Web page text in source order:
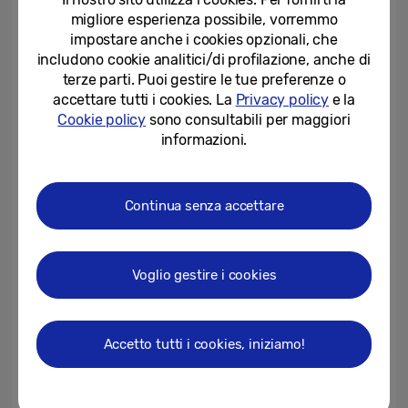
conferma di nuovo leader in
Italia per l’assistenza...
15-10-2024
Samsung Electronics Italia di
nuovo al vertice in Italia nel
servizio post-vendita
Samsung Electronics Italia si
conferma numero 1 in Italia nel
21-11-2022
Anche nel 2021, Samsung
Electronics Italia è numero 1 in
Italia nel servizio post vendita...
migliore esperienza possibile, vorremmo
impostare anche i cookies opzionali, che
includono cookie analitici/di profilazione, anche di
terze parti. Puoi gestire le tue preferenze o
accettare tutti i cookies. La Privacy policye la
Cookie policy sono consultabili per maggiori
informazioni.
Continua senza accettare
Voglio gestire i cookies
Accetto tutti i cookies, iniziamo!